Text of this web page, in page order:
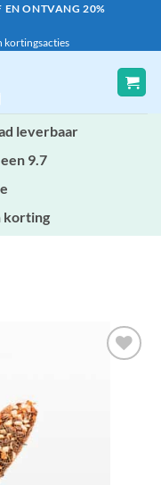
EN ONTVANG 20%
kortingsacties
leverbaar
9.7
korting